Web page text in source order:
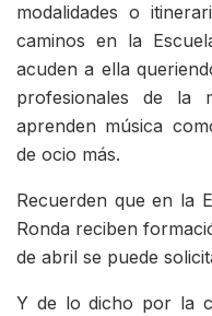
modalidades o
caminos en la
acuden a ella
profesionales de la
aprenden música
de ocio más.
Recuerden que en la
Ronda reciben
de abril se puede
Y de lo dicho por la